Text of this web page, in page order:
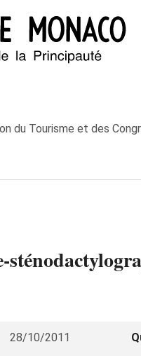
du Tourisme et des
28/10/2011